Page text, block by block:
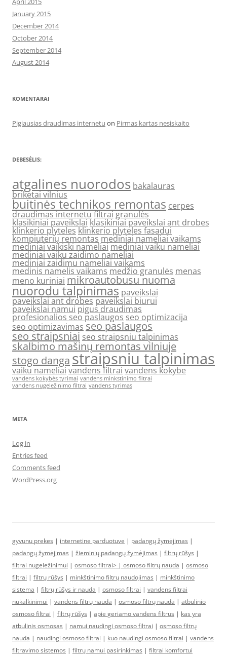
January 2015
December 2014
October 2014
September 2014
August 2014
KOMENTARAI
Pigiausias draudimas internetu on Pirmas kartas nesiskaito
DEBESĖLIS:
atgalines nuorodos bakalauras
briketai vilnius
buitinės technikos remontas cerpes
draudimas internetufiltraigranulės
klasikiniai paveikslai klasikiniai paveikslai ant drobes
klinkerio plyteles klinkerio plyteles fasadui
kompiuterių remontas mediniai nameliai vaikams
mediniai vaikiski nameliai mediniai vaiku nameliai
mediniai vaiku zaidimo nameliai
mediniai zaidimu nameliai vaikams
medinis namelis vaikams medžio granulės menas
meno kuriniai mikroautobusu nuoma
nuorodu talpinimas paveikslai
paveikslai ant drobespaveikslai biurui
paveikslai namui pigus draudimas
profesionalios seo paslaugos seo optimizacija
seo optimizavimas seo paslaugos
seo straipsniai seo straipsniu talpinimas
skalbimo mašinų remontas vilniuje
stogo danga straipsniu talpinimas
vaiku nameliai vandens filtrai vandens kokybe
vandens kokybės tyrimai vandens minkstinimo filtrai
vandens nugeležinimo filtrai vandens tyrimas
META
Log in
Entries feed
Comments feed
WordPress.org
gyvunu prekes | internetine parduotuve | padangų žymėjimas |
padangų žymėjimas | žieminių padangų žymėjimas | filtrų rūšys |
filtrai nugeležinimui | osmoso filtrai> | osmoso filtrų nauda | osmoso
filtrai | filtrų rūšys | minkštinimo filtrų naudojimas | minkštinimo
sistema | filtrų rūšys ir nauda | osmoso filtrai | vandens filtrai
nukalkinimui | vandens filtrų nauda | osmoso filtrų nauda | atbulinio
osmoso filtrai | filtrų rūšys | apie geriamo vandens filtrus | kas yra
atbulinis osmosas | namui naudingi osmoso filtrai | osmoso filtrų
nauda | naudingi osmoso filtrai | kuo naudingi osmoso filtrai | vandens
filtravimo sistemos | filtrų namui pasirinkimas | filtrai komfortui